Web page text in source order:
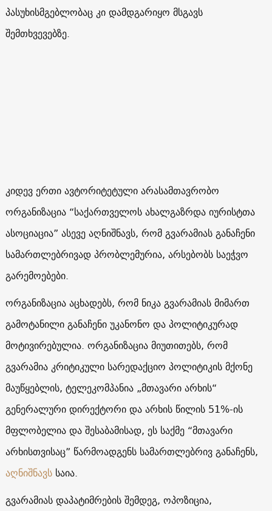
პასუხისმგებლობაც კი დამდგარიყო მსგავს
შემთხვევებზე.
კიდევ ერთი ავტორიტეტული არასამთავრობო
ორგანიზაცია “საქართველოს ახალგაზრდა იურისტთა
ასოციაცია” ასევე აღნიშნავს, რომ გვარამიას განაჩენი
სამართლებრივად პრობლემურია, არსებობს საეჭვო
გარემოებები.
ორგანიზაცია აცხადებს, რომ ნიკა გვარამიას მიმართ
გამოტანილი განაჩენი უკანონო და პოლიტიკურად
მოტივირებულია. ორგანიზაცია მიუთითებს, რომ
გვარამია კრიტიკული სარედაქციო პოლიტიკის მქონე
მაუწყებლის, ტელეკომპანია „მთავარი არხის“
გენერალური დირექტორი და არხის წილის 51%-ის
მფლობელია და შესაბამისად, ეს საქმე “მთავარი
არხისთვისაც” წარმოადგენს სამართლებრივ განაჩენს,
აღნიშნავსსაია.
გვარამიას დაპატიმრების შემდეგ, ოპოზიცია,